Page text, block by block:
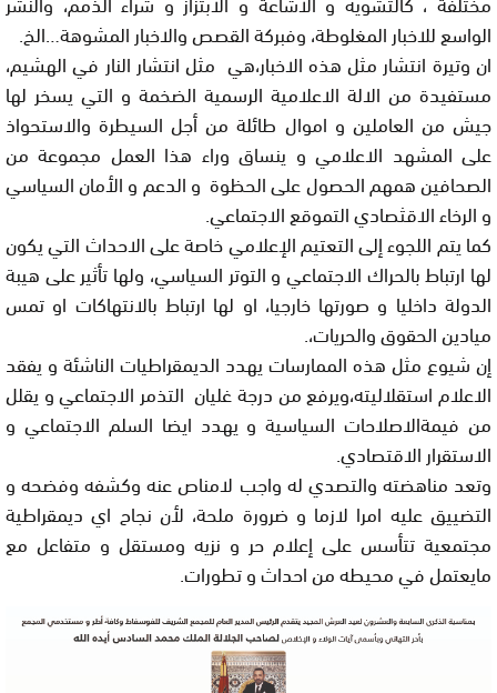
الواسع للاخبار المغلوطة، وفبركة القصص والاخبار المشوهة…الخ.
ان وتيرة انتشار مثل هذه الاخبار،هي مثل انتشار النار في الهشيم،
مستفيدة من الالة الاعلامية الرسمية الضخمة و التي يسخر لها
جيش من العاملين و اموال طائلة من أجل السيطرة والاستحواذ
على المشهد الاعلامي و ينساق وراء هذا العمل مجموعة من
الصحافين همهم الحصول على الحظوة و الدعم و الأمان السياسي
و الرخاء الاقثصادي التموقع الاجتماعي.
كما يتم اللجوء إلى التعتيم الإعلامي خاصة على الاحداث التي يكون
لها ارتباط بالحراك الاجتماعي و التوتر السياسي، ولها تأثير على هيبة
الدولة داخليا و صورتها خارجيا، او لها ارتباط بالانتهاكات او تمس
ميادين الحقوق والحريات،.
إن شيوع مثل هذه الممارسات يهدد الديمقراطيات الناشئة و يفقد
الاعلام استقلاليته،ويرفع من درجة غليان التذمر الاجتماعي و يقلل
من فيمةالاصلاحات السياسية و يهدد ايضا السلم الاجتماعي و
الاستقرار الاقتصادي.
وتعد مناهضته والتصدي له واجب لامناص عنه وكشفه وفضحه و
التضييق عليه امرا لازما و ضرورة ملحة، لأن نجاح اي ديمقراطية
مجتمعية تتأسس على إعلام حر و نزيه ومستقل و متفاعل مع
مايعتمل في محيطه من احداث و تطورات.